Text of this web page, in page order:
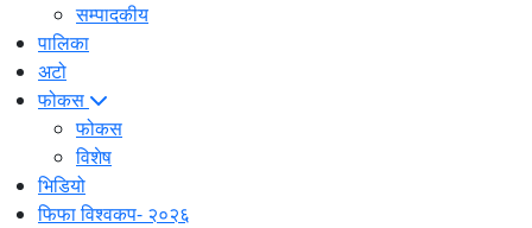
सम्पादकीय
पालिका
अटो
फोकस
फोकस
विशेष
भिडियो
फिफा विश्वकप- २०२६